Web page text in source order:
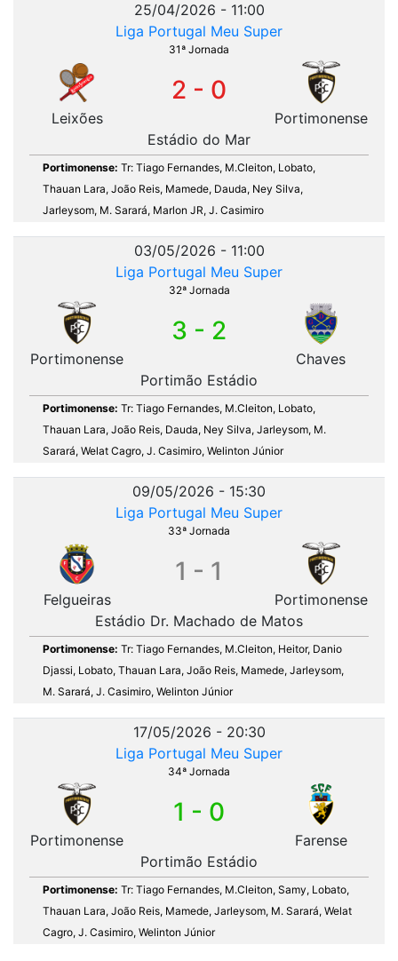
25/04/2026 - 11:00
Liga Portugal Meu Super
31ª Jornada
Leixões
2 - 0
Portimonense
Estádio do Mar
Portimonense: Tr: Tiago Fernandes, M.Cleiton, Lobato,
Thauan Lara, João Reis, Mamede, Dauda, Ney Silva,
Jarleysom, M. Sarará, Marlon JR, J. Casimiro
03/05/2026 - 11:00
Liga Portugal Meu Super
32ª Jornada
Portimonense
3 - 2
Chaves
Portimão Estádio
Portimonense: Tr: Tiago Fernandes, M.Cleiton, Lobato,
Thauan Lara, João Reis, Dauda, Ney Silva, Jarleysom, M.
Sarará, Welat Cagro, J. Casimiro, Welinton Júnior
09/05/2026 - 15:30
Liga Portugal Meu Super
33ª Jornada
Felgueiras
1 - 1
Portimonense
Estádio Dr. Machado de Matos
Portimonense: Tr: Tiago Fernandes, M.Cleiton, Heitor, Danio
Djassi, Lobato, Thauan Lara, João Reis, Mamede, Jarleysom,
M. Sarará, J. Casimiro, Welinton Júnior
17/05/2026 - 20:30
Liga Portugal Meu Super
34ª Jornada
Portimonense
1 - 0
Farense
Portimão Estádio
Portimonense: Tr: Tiago Fernandes, M.Cleiton, Samy, Lobato,
Thauan Lara, João Reis, Mamede, Jarleysom, M. Sarará, Welat
Cagro, J. Casimiro, Welinton Júnior